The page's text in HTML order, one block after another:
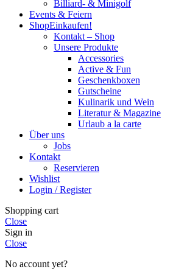
Billiard- & Minigolf
Events & Feiern
ShopEinkaufen!
Kontakt – Shop
Unsere Produkte
Accessories
Active & Fun
Geschenkboxen
Gutscheine
Kulinarik und Wein
Literatur & Magazine
Urlaub a la carte
Über uns
Jobs
Kontakt
Reservieren
Wishlist
Login / Register
Shopping cart
Close
Sign in
Close
No account yet?